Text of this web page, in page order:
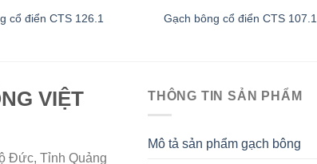
cổ điển CTS 126.1 Gạch bông cổ điển CTS 107.1
VIỆT
Đức, Tỉnh Quảng
THÔNG TIN SẢN PHẨM
Mô tả sản phẩm gạch bông